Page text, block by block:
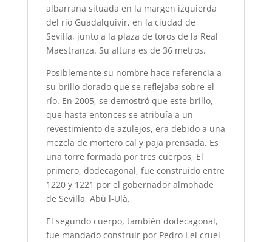
albarrana situada en la margen izquierda
del río Guadalquivir, en la ciudad de
Sevilla, junto a la plaza de toros de la Real
Maestranza. Su altura es de 36 metros.
Posiblemente su nombre hace referencia a
su brillo dorado que se reflejaba sobre el
río. En 2005, se demostró que este brillo,
que hasta entonces se atribuía a un
revestimiento de azulejos, era debido a una
mezcla de mortero cal y paja prensada. Es
una torre formada por tres cuerpos, El
primero, dodecagonal, fue construido entre
1220 y 1221 por el gobernador almohade
de Sevilla, Abù l-Ulà.
El segundo cuerpo, también dodecagonal,
fue mandado construir por Pedro I el cruel